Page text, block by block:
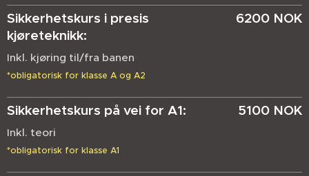
Sikkerhetskurs i presis
kjøreteknikk:
Inkl. kjøring til/fra banen
*obligatorisk for klasse A og A2
6200 NOK
Sikkerhetskurs på vei for A1:
Inkl. teori
*obligatorisk for klasse A1
5100 NOK